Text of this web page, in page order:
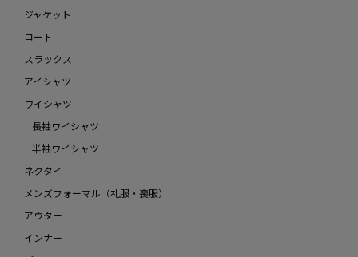
ジャケット
コート
スラックス
アイシャツ
ワイシャツ
長袖ワイシャツ
半袖ワイシャツ
ネクタイ
メンズフォーマル（礼服・喪服）
アウター
インナー